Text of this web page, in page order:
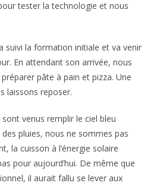
tester la technologie et nous
suivi la formation initiale et va venir
En attendant son arrivée, nous
pâte à pain et pizza. Une
laissons reposer.
venus remplir le ciel bleu
pluies, nous ne sommes pas
la cuisson à l’énergie solaire
pour aujourd’hui. De même que
il aurait fallu se lever aux